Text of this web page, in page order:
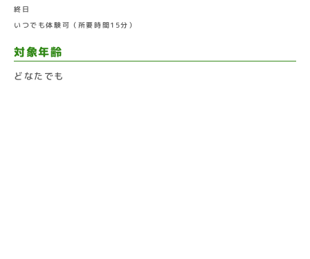
終日
いつでも体験可（所要時間15分）
対象年齢
どなたでも